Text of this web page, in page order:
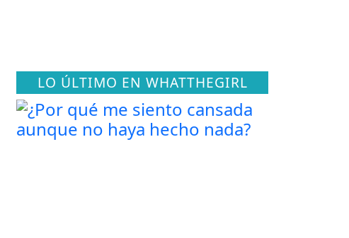
LO ÚLTIMO EN WHATTHEGIRL